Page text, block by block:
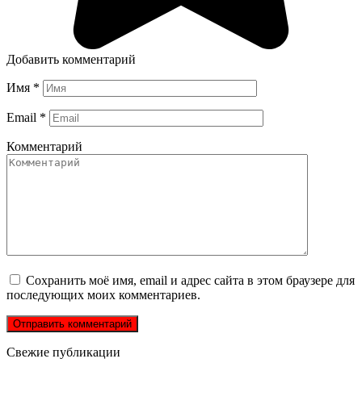
Добавить комментарий
Имя *
Email *
Комментарий
Сохранить моё имя, email и адрес сайта в этом браузере для
последующих моих комментариев.
Свежие публикации